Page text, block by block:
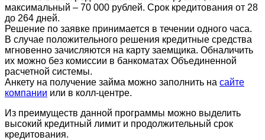
максимальный – 70 000 рублей. Срок кредитования от 28
до 264 дней.
Решение по заявке принимается в течении одного часа.
В случае положительного решения кредитные средства
мгновенно зачисляются на карту заемщика. Обналичить
их можно без комиссии в банкоматах Объединенной
расчетной системы.
Анкету на получение займа можно заполнить на сайте
компании или в колл-центре.
Из преимуществ данной программы можно выделить
высокий кредитный лимит и продолжительный срок
кредитования.